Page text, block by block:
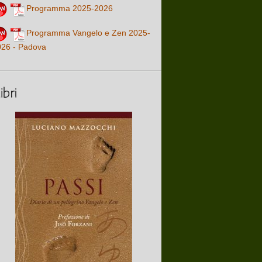
Programma 2025-2026
Programma Vangelo e Zen 2025-
- Padova